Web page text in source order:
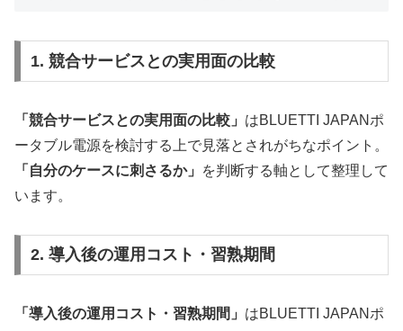
1. 競合サービスとの実用面の比較
「競合サービスとの実用面の比較」 はBLUETTI JAPANポ
ータブル電源を検討する上で見落とされがちなポイント。
「自分のケースに刺さるか」
を判断する軸として整理して
います。
2. 導入後の運用コスト・習熟期間
「導入後の運用コスト・習熟期間」 はBLUETTI JAPANポ